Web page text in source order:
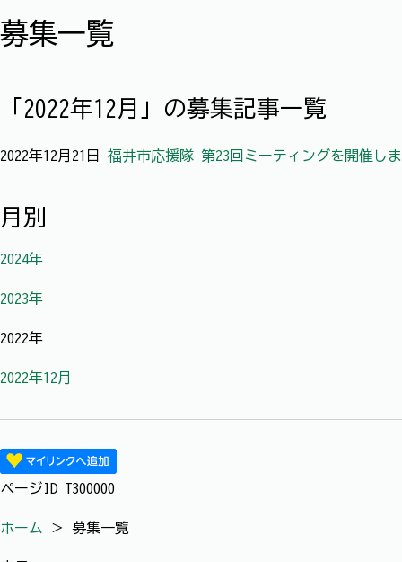
募集一覧
「2022年12月」の募集記事一覧
2022年12月21日 福井市応援隊 第23回ミーティングを開催し
月別
2024年
2023年
2022年
2022年12月
ページID T300000
ホーム ＞ 募集一覧